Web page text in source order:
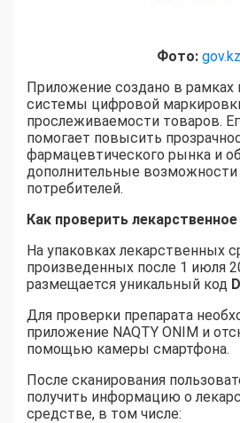
Фото:gov.kz
Приложение создано в рамках
системы цифровой
прослеживаемости товаров.
помогает повысить
фармацевтического рынка и
дополнительные
потребителей.
Как проверить
На упаковках лекарственных
произведенных после 1 июля
размещается уникальный код
Для проверки препарата
приложение NAQTY ONIM и
помощью камеры смартфона.
После сканирования
получить информацию о
средстве, в том числе: